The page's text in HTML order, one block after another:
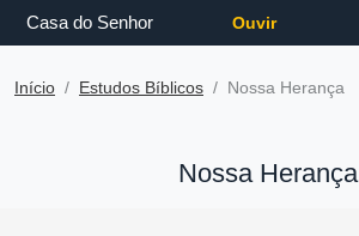
Casa do Senhor Ouvir
Início Estudos Bíblicos Nossa Herança
Nossa Herança